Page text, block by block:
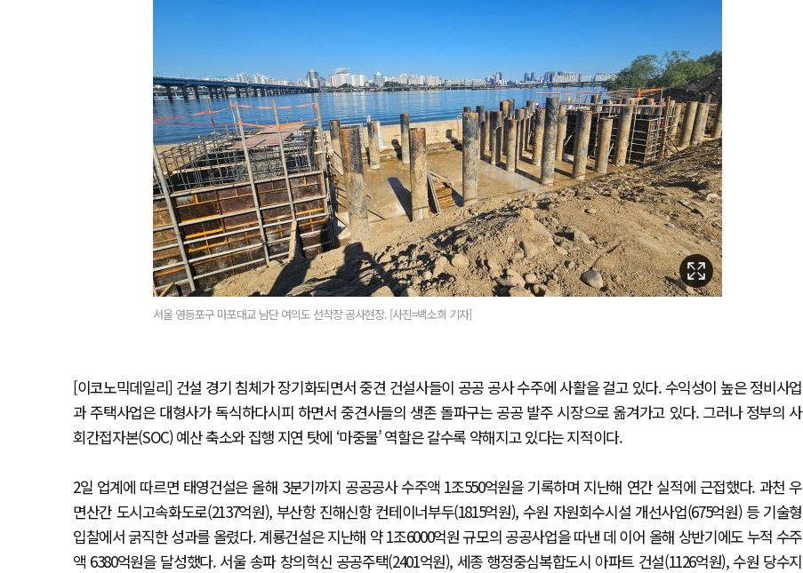
서울 영등포구 마포대교 남단 여의도 선착장 공사현장. [사진=백소희 기자]
[이코노믹데일리] 건설 경기 침체가 장기화되면서 중견 건설사들이 공공 공사 수주에 사활을 걸고 있다. 수익성이 높은 정비사업
과 주택사업은 대형사가 독식하다시피 하면서 중견사들의 생존 돌파구는 공공 발주 시장으로 옮겨가고 있다. 그러나 정부의 사
회간접자본(SOC) 예산 축소와 집행 지연 탓에 ‘마중물’ 역할은 갈수록 약해지고 있다는 지적이다.
2일 업계에 따르면 태영건설은 올해 3분기까지 공공공사 수주액 1조550억원을 기록하며 지난해 연간 실적에 근접했다. 과천 우
면산간 도시고속화도로(2137억원), 부산항 진해신항 컨테이너부두(1815억원), 수원 자원회수시설 개선사업(675억원) 등 기술형
입찰에서 굵직한 성과를 올렸다. 계룡건설은 지난해 약 1조6000억원 규모의 공공사업을 따낸 데 이어 올해 상반기에도 누적 수주
액 6380억원을 달성했다. 서울 송파 창의혁신 공공주택(2401억원), 세종 행정중심복합도시 아파트 건설(1126억원), 수원 당수지